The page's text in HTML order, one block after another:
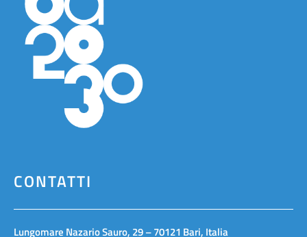
CONTATTI
Lungomare Nazario Sauro, 29 – 70121 Bari, Italia